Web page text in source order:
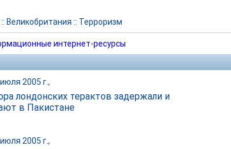
:: Великобритания :: Терроризм
интернет-ресурсы
2005 г.,
лондонских терактов задержали и
в Пакистане
2005 г.,